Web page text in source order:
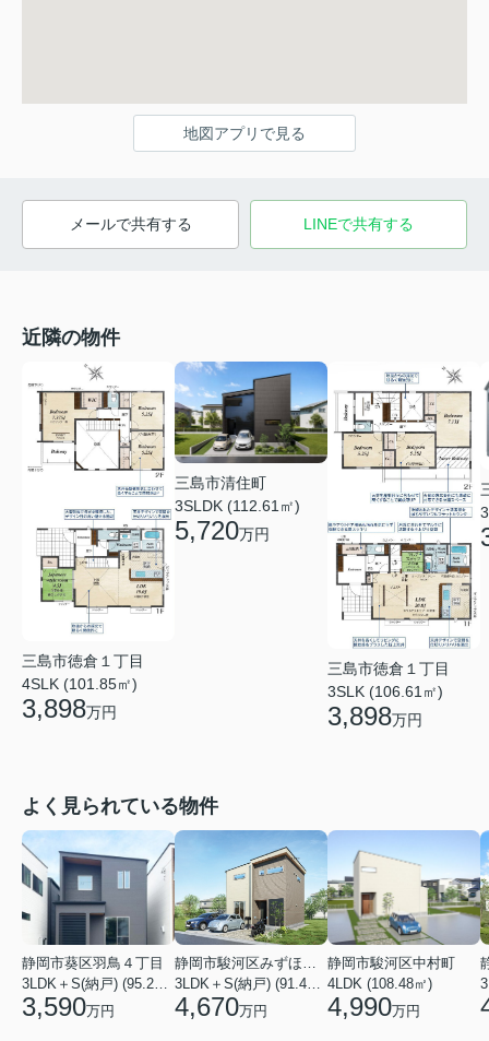
地図アプリで見る
メールで共有する LINEで共有する
近隣の物件
三島市徳倉１丁目
4SLK (101.85㎡)
3,898万円
三島市清住町
3SLDK (112.61㎡)
5,720万円
三島市徳倉１丁目
3SLK (106.61㎡)
3,898万円
よく見られている物件
静岡市葵区羽鳥４丁目
3,590万円 4,670万円
静岡市駿河区中村町
4LDK (108.48㎡)
4,990万円